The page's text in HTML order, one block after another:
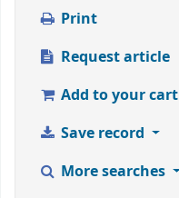
Print
Request article
Add to your cart
Save record
More searches